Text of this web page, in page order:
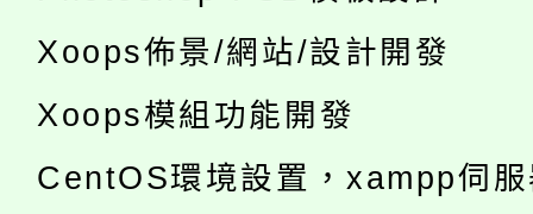
Xoops佈景/網站/設計開發
Xoops模組功能開發
CentOS環境設置，xampp伺